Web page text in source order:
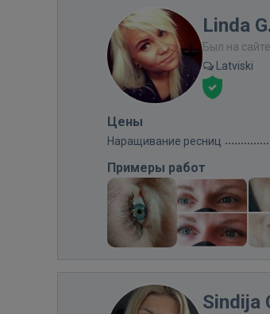
Linda
Был на
Latviski
Цены
Наращивание ресниц
Примеры работ
Sindija